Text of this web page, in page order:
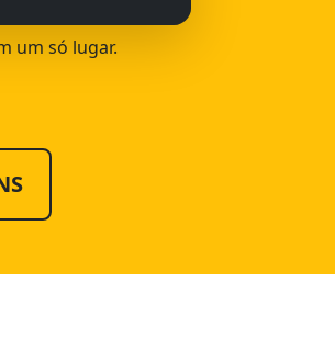
um só lugar.